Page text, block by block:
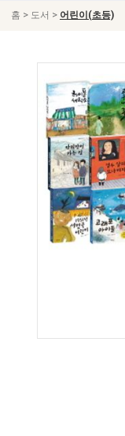
홈 > 도서 > 어린이(초등)